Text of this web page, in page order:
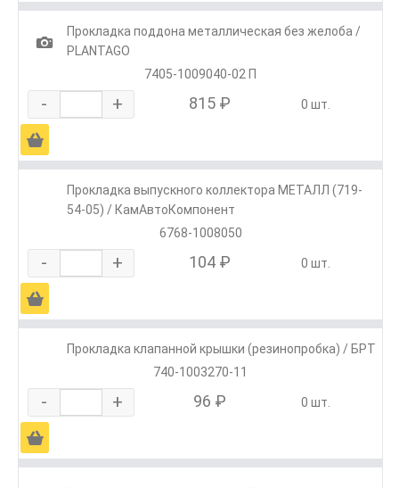
1
Прокладка поддона металлическая без желоба /
PLANTAGO
7405-1009040-02 П
- + 815 ₽ 0 шт.
Ä
Прокладка выпускного коллектора МЕТАЛЛ (719-
54-05) / КамАвтоКомпонент
6768-1008050
- + 104 ₽ 0 шт.
Ä
Прокладка клапанной крышки (резинопробка) / БРТ
740-1003270-11
- + 96 ₽ 0 шт.
Ä